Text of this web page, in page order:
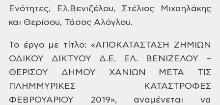
Ενότητες, Ελ.Βενιζέλου, Στέλιος Μιχαηλάκης
και Θερίσου, Τάσος Αλόγλου.
Το έργο με τίτλο: «ΑΠΟΚΑΤΑΣΤΑΣΗ ΖΗΜΙΩΝ
ΟΔΙΚΟΥ ΔΙΚΤΥΟΥ Δ.Ε. ΕΛ. ΒΕΝΙΖΕΛΟΥ –
ΘΕΡΙΣΟΥ ΔΗΜΟΥ ΧΑΝΙΩΝ ΜΕΤΑ ΤΙΣ
ΠΛΗΜΜΥΡΙΚΕΣ ΚΑΤΑΣΤΡΟΦΕΣ
ΦΕΒΡΟΥΑΡΙΟΥ 2019», αναμένεται να